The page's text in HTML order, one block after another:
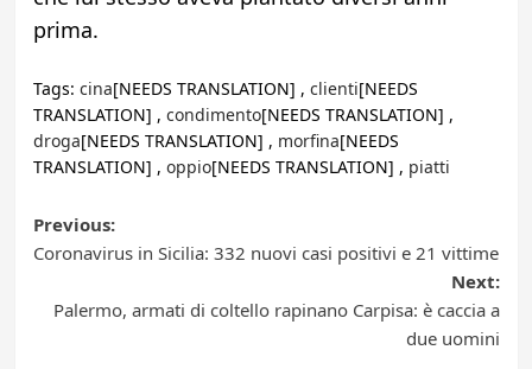
prima.
Tags: cina[NEEDS TRANSLATION] , clienti[NEEDS
TRANSLATION] , condimento[NEEDS TRANSLATION] ,
droga[NEEDS TRANSLATION] , morfina[NEEDS
TRANSLATION] , oppio[NEEDS TRANSLATION] , piatti
Post
Previous:
Coronavirus in Sicilia: 332 nuovi casi positivi e 21 vittime
Next:
Palermo, armati di coltello rapinano Carpisa: è caccia a
due uomini